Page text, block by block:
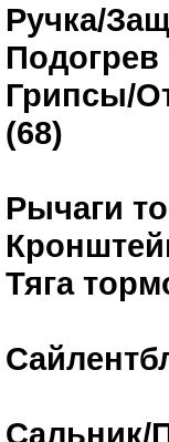
Ручка/
Подогрев
Грипсы/
(68)
Рычаги
Тяга
Сальник/